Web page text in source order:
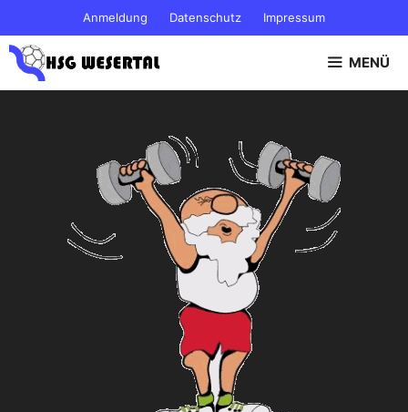
Inhalt
springen
Anmeldung Datenschutz Impressum
MENÜ